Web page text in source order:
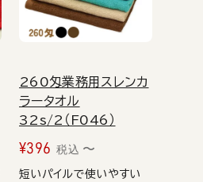
260匁業務用スレンカ
ラータオル
32s/2（F046）
¥396 税込 〜
短いパイルで使いやすい